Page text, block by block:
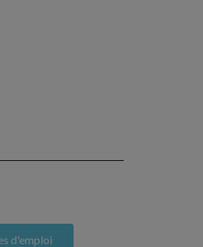
d'emploi